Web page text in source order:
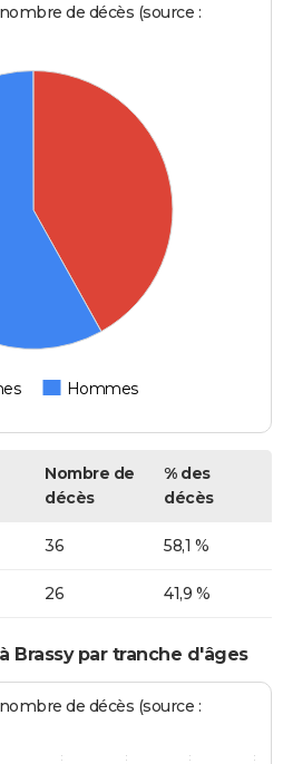
de décès (source :
Hommes
Nombre de
décès
% des
décès
36 58,1 %
26 41,9 %
Brassy par tranche d'âges
de décès (source :